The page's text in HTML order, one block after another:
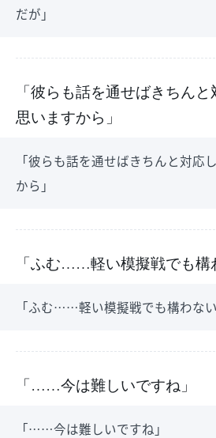
だが」
「彼らも話を通せばきちん
思いますから」
「彼らも話を通せばきちんと対応
から」
「ふむ……軽い模擬戦でも構
「ふむ……軽い模擬戦でも構わない
「……今は難しいですね」
「……今は難しいですね」